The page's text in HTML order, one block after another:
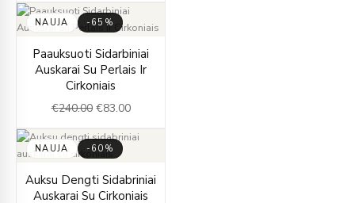
NAUJA -65%
Paauksuoti Sidarbiniai
Auskarai Su Perlais Ir
Cirkoniais
€240.00
price
was:
€240.00.
€83.00
price
is:
NAUJA -60%
Auksu Dengti Sidabriniai
Auskarai Su Cirkoniais
price
price